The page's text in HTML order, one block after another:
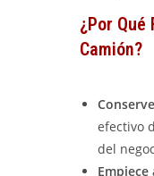
¿Por Qué
Camión?
efectivo
del